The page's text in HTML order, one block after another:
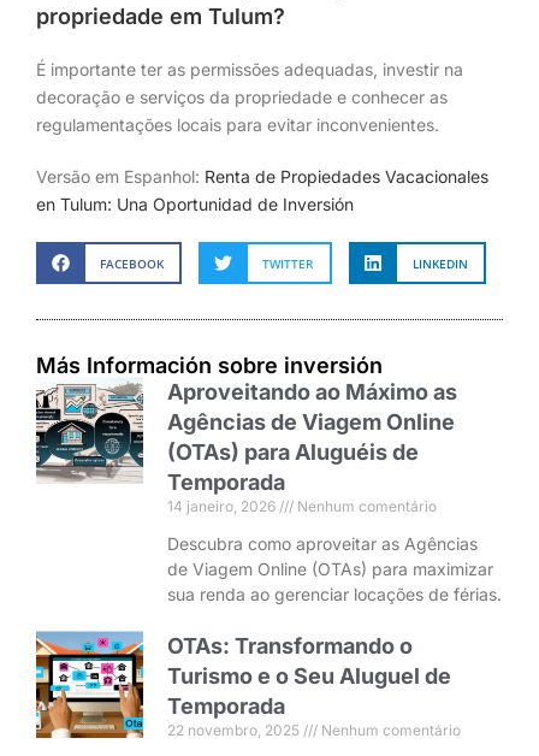
propriedade em Tulum?
É importante ter as permissões adequadas, investir na
decoração e serviços da propriedade e conhecer as
regulamentações locais para evitar inconvenientes.
Versão em Espanhol: Renta de Propiedades Vacacionales
en Tulum: Una Oportunidad de Inversión
FACEBOOK TWITTER LINKEDIN
Más Información sobre inversión
Aproveitando ao Máximo as
Agências de Viagem Online
(OTAs) para Aluguéis de
Temporada
14 janeiro, 2026 Nenhum comentário
Descubra como aproveitar as Agências
de Viagem Online (OTAs) para maximizar
sua renda ao gerenciar locações de férias.
OTAs: Transformando o
Turismo e o Seu Aluguel de
Temporada
22 novembro, 2025 Nenhum comentário